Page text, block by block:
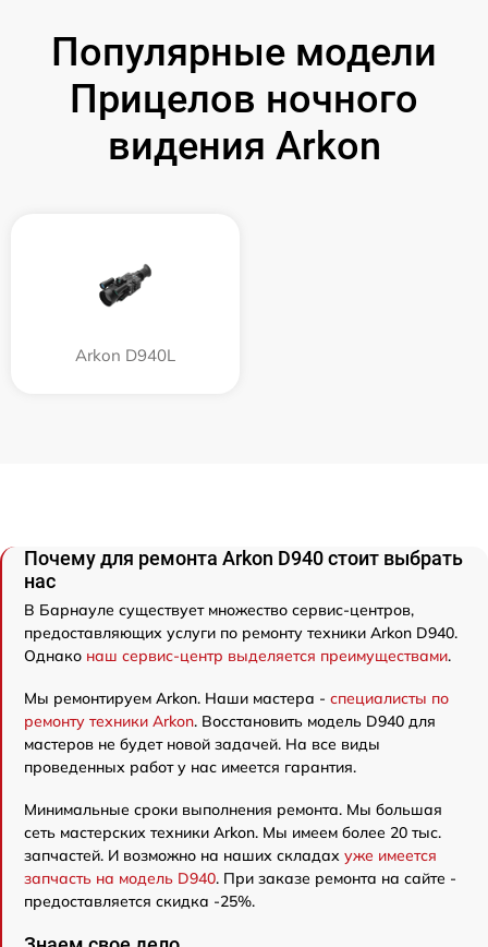
Популярные модели
Прицелов ночного
видения Arkon
Arkon D940L
Почему для ремонта Arkon D940 стоит выбрать
нас
В Барнауле существует множество сервис-центров,
предоставляющих услуги по ремонту техники Arkon D940.
Однако наш сервис-центр выделяется преимуществами.
Мы ремонтируем Arkon. Наши мастера - специалисты по
ремонту техники Arkon. Восстановить модель D940 для
мастеров не будет новой задачей. На все виды
проведенных работ у нас имеется гарантия.
Минимальные сроки выполнения ремонта. Мы большая
сеть мастерских техники Arkon. Мы имеем более 20 тыс.
запчастей. И возможно на наших складах уже имеется
запчасть на модель D940. При заказе ремонта на сайте -
предоставляется скидка -25%.